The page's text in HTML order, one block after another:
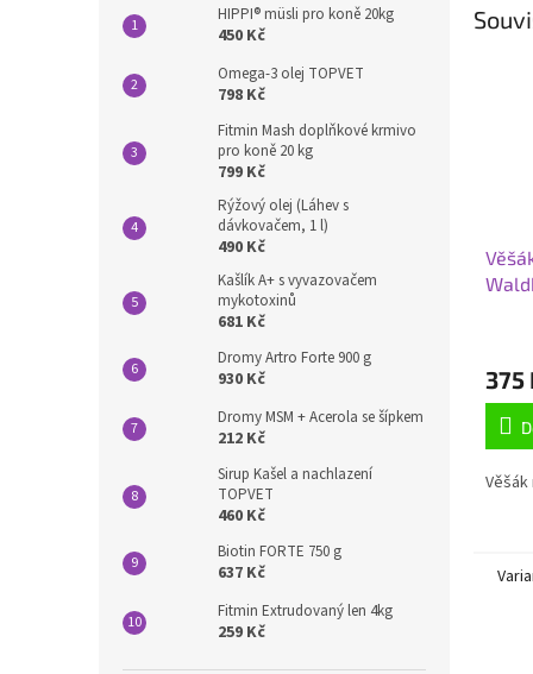
HIPPI® müsli pro koně 20kg
450 Kč
Omega-3 olej TOPVET
798 Kč
Fitmin Mash doplňkové krmivo
pro koně 20 kg
799 Kč
Rýžový olej (Láhev s
dávkovačem, 1 l)
490 Kč
Kašlík A+ s vyvazovačem
mykotoxinů
681 Kč
Dromy Artro Forte 900 g
930 Kč
Dromy MSM + Acerola se šípkem
212 Kč
Sirup Kašel a nachlazení
TOPVET
460 Kč
Biotin FORTE 750 g
637 Kč
Fitmin Extrudovaný len 4kg
259 Kč
375